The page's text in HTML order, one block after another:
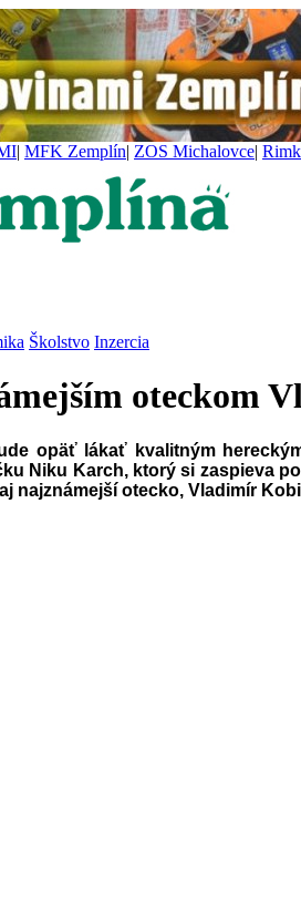
| MFK Zemplín| ZOS Michalovce|
Školstvo Inzercia
oteckom
opäť lákať kvalitným
Niku Karch, ktorý si zaspieva
najznámejší otecko, Vladimír